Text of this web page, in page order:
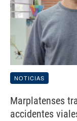
NOTICIAS
Marplatenses
accidentes